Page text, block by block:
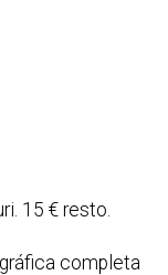
15 € resto.
completa